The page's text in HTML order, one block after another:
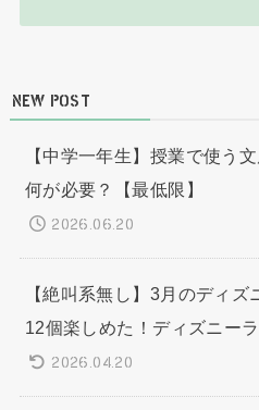
NEW POST
【中学一年生】授業で使う
何が必要？【最低限】
2026.06.20
【絶叫系無し】3月のディ
12個楽しめた！ディズニー
2026.04.20